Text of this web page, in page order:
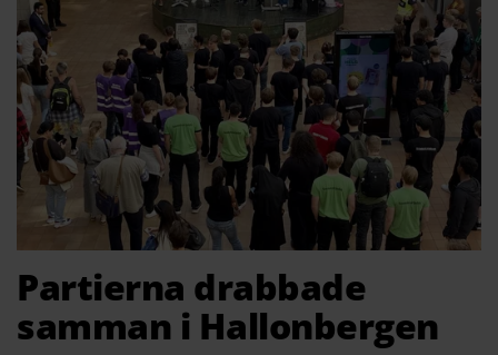
Partierna drabbade
samman i Hallonbergen